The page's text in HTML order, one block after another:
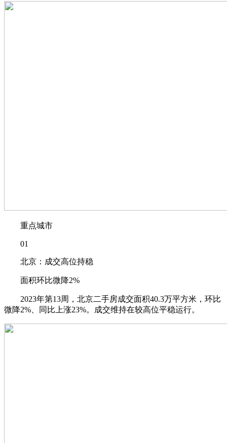
重点城市
01
北京：成交高位持稳
面积环比微降2%
2023年第13周，北京二手房成交面积40.3万平方米，环比
微降2%、同比上涨23%。成交维持在较高位平稳运行。